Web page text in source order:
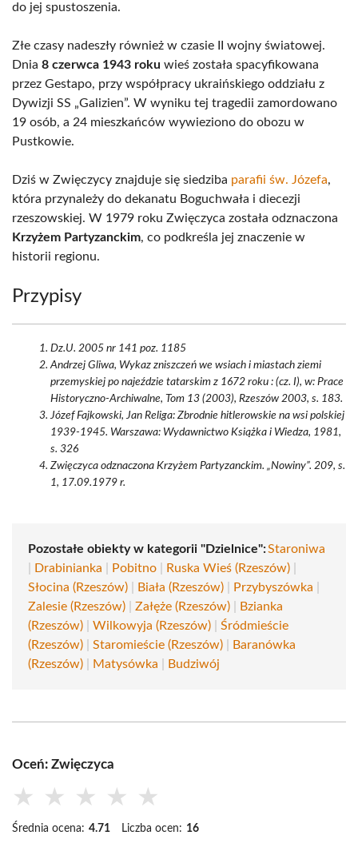
do jej spustoszenia.
Złe czasy nadeszły również w czasie II wojny światowej.
Dnia 8 czerwca 1943 roku wieś została spacyfikowana
przez Gestapo, przy współpracy ukraińskiego oddziału z
Dywizji SS „Galizien”. W wyniku tej tragedii zamordowano
19 osób, a 24 mieszkańców wywieziono do obozu w
Pustkowie.
Dziś w Zwięczycy znajduje się siedziba parafii św. Józefa,
która przynależy do dekanatu Boguchwała i diecezji
rzeszowskiej. W 1979 roku Zwięczyca została odznaczona
Krzyżem Partyzanckim, co podkreśla jej znaczenie w
historii regionu.
Przypisy
Dz.U. 2005 nr 141 poz. 1185
Andrzej Gliwa, Wykaz zniszczeń we wsiach i miastach ziemi
przemyskiej po najeździe tatarskim z 1672 roku : (cz. I), w: Prace
Historyczno-Archiwalne, Tom 13 (2003), Rzeszów 2003, s. 183.
Józef Fajkowski, Jan Religa: Zbrodnie hitlerowskie na wsi polskiej
1939-1945. Warszawa: Wydawnictwo Książka i Wiedza, 1981,
s. 326
Zwięczyca odznaczona Krzyżem Partyzanckim. „Nowiny”. 209, s.
1, 17.09.1979 r.
Pozostałe obiekty w kategorii "Dzielnice":Staroniwa
Drabinianka Pobitno Ruska Wieś (Rzeszów)
Słocina (Rzeszów)
Biała (Rzeszów) Przybyszówka
Zalesie (Rzeszów)
Załęże (Rzeszów)
Bzianka
(Rzeszów)
Wilkowyja (Rzeszów)
Śródmieście
(Rzeszów)
Staromieście (Rzeszów)
Baranówka
(Rzeszów)
Matysówka Budziwój
Oceń: Zwięczyca
★ ★ ★ ★ ★
Średnia ocena: 4.71 Liczba ocen: 16